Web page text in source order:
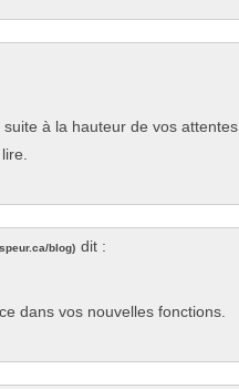
à la hauteur de vos attentes.
blog) dit :
dans vos nouvelles fonctions.